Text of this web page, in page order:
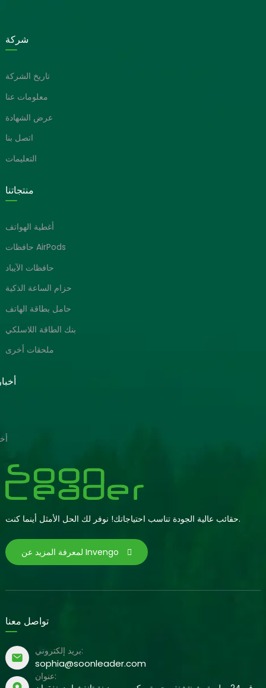
شركة
تاريخ الشركة
معلومات عنا
عرض الشهادة
اتصل بنا
التعليمات
منتجاتنا
أغطية الهواتف
حافظات AirPods
حافظات الآيباد
حزام الساعة الذكية
حامل بطاقة الهاتف
بنك الطاقة اللاسلكي
ملحقات أخرى
حقائب عالية الجودة تناسب احتياجاتك! نوفر لك الحل الأمثل أينما كنت.
لمعرفة المزيد عن Invengo
تواصل معنا
بريد إلكتروني:
sophia@soonleader.com
عنوان: